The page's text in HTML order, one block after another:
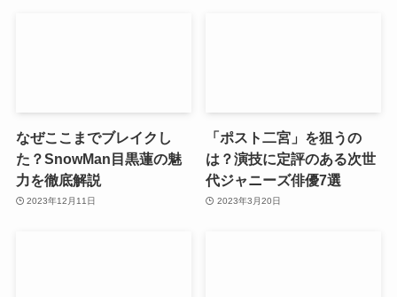
なぜここまでブレイクし
た？SnowMan目黒蓮の魅
力を徹底解説
2023年12月11日
「ポスト二宮」を狙うの
は？演技に定評のある次世
代ジャニーズ俳優7選
2023年3月20日